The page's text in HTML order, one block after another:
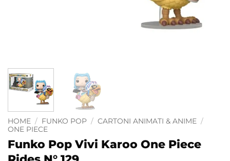
HOME / FUNKO POP / CARTONI ANIMATI & ANIME /
ONE PIECE
Funko Pop Vivi Karoo One Piece